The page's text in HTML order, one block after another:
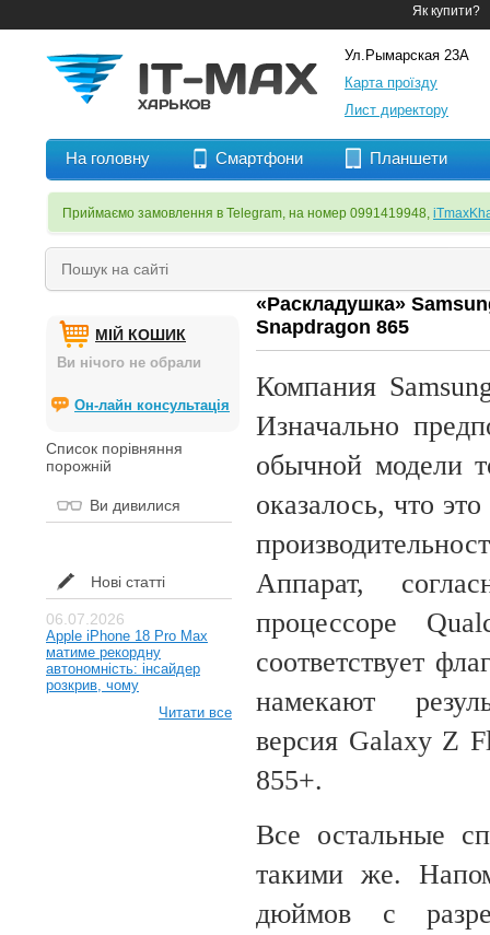
Як купити?
Ул.Рымарская 23А
Карта проїзду
Лист директору
На головну Смартфони Планшети
Приймаємо замовлення в Telegram, на номер 0991419948,
МІЙ КОШИК
Ви нічого не обрали
Он-лайн консультація
Список порівняння
порожній
Ви дивилися
Нові статті
06.07.2026
Apple iPhone 18 Pro Max
матиме рекордну
автономність: інсайдер
розкрив, чому
Читати все
«Раскладушка»
Snapdragon 865
Компания
Изначально
обычной модели
оказалось, что
Аппарат,
процессоре
соответствует
намекают
версия Galaxy Z
855+.
Все остальные
такими же.
дюймов с